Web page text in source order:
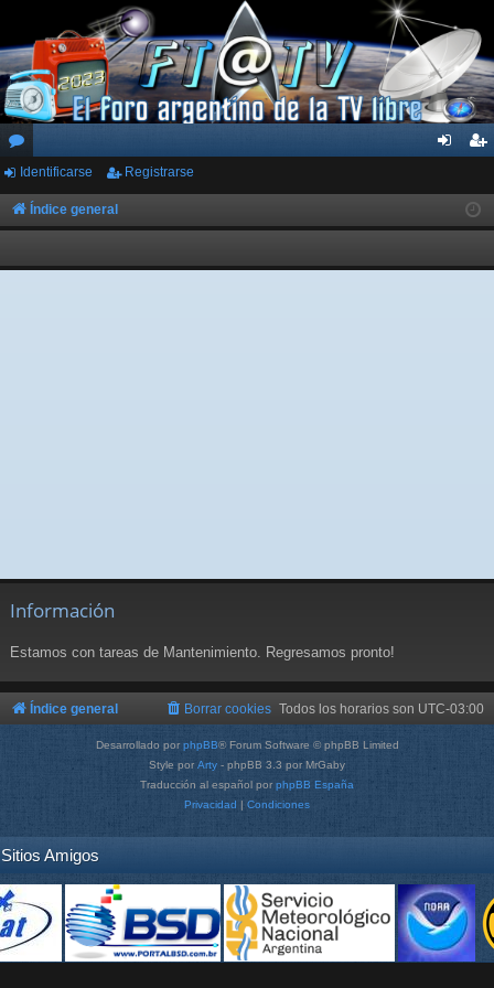
or
os
ar
ist
rs
Identificarse Registrarse
Índice general
Información
Estamos con tareas de Mantenimiento. Regresamos pronto!
Índice general Todos los horarios son UTC-03:00
Borrar cookies
Desarrollado por phpBB® Forum Software © phpBB Limited
Style por Arty - phpBB 3.3 por MrGaby
Traducción al español por phpBB España
Privacidad | Condiciones
Sitios Amigos